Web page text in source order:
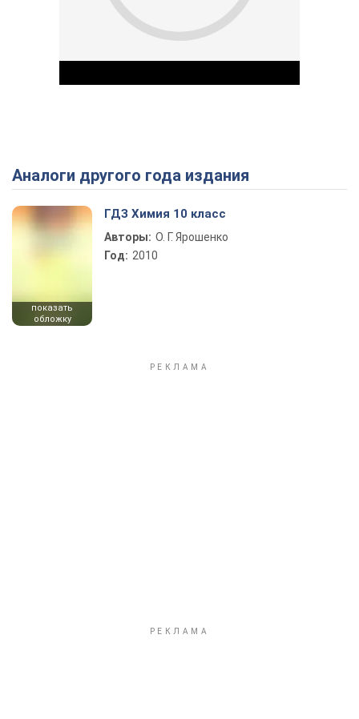
Play Video
Аналоги другого года издания
показать
обложку
ГДЗ Химия 10 класс
Авторы: О. Г. Ярошенко
Год: 2010